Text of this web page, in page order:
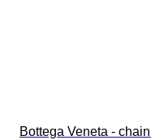
Bottega Veneta - chain